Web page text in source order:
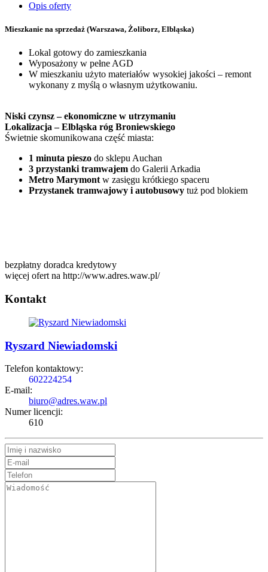
Opis oferty
Mieszkanie na sprzedaż (Warszawa, Żoliborz, Elbląska)
Lokal gotowy do zamieszkania
Wyposażony w pełne AGD
W mieszkaniu użyto materiałów wysokiej jakości – remont
wykonany z myślą o własnym użytkowaniu.
Niski czynsz – ekonomiczne w utrzymaniu
Lokalizacja – Elbląska róg Broniewskiego
Świetnie skomunikowana część miasta:
1 minuta pieszo do sklepu Auchan
3 przystanki tramwajem do Galerii Arkadia
Metro Marymontw zasięgu krótkiego spaceru
Przystanek tramwajowy i autobusowy tuż pod blokiem
bezpłatny doradca kredytowy
więcej ofert na http://www.adres.waw.pl/
Kontakt
Ryszard Niewiadomski
Telefon kontaktowy:
602224254
E-mail:
biuro@adres.waw.pl
Numer licencji:
610